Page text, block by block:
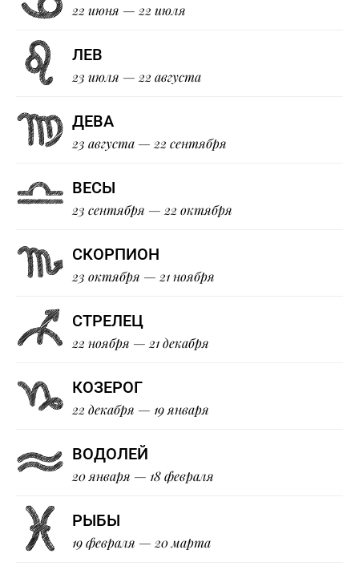
22 июня — 22 июля
ЛЕВ
23 июля — 22 августа
ДЕВА
23 августа — 22 сентября
ВЕСЫ
23 сентября — 22 октября
СКОРПИОН
23 октября — 21 ноября
СТРЕЛЕЦ
22 ноября — 21 декабря
КОЗЕРОГ
22 декабря — 19 января
ВОДОЛЕЙ
20 января — 18 февраля
РЫБЫ
19 февраля — 20 марта